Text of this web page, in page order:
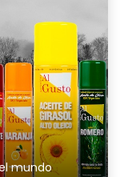
mundo